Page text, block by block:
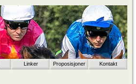
Linker Proposisjoner Kontakt